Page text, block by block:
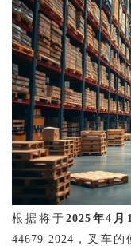
根据将于 2025年4月
44679-2024，叉车